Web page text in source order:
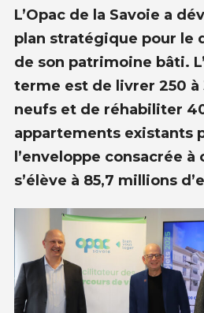
L’Opac de la Savoie a
plan stratégique pour le
de son patrimoine bâti.
terme est de livrer 250
neufs et de réhabiliter
appartements existants
l’enveloppe consacrée
s’élève à 85,7 millions